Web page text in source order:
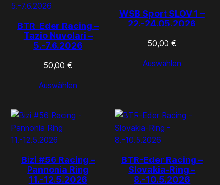
BTR-Eder Racing –
Tazio Nuvolari –
5.-7.6.2026
50,00€
Auswählen
WSB Sport SLOV 1 –
22.-24.05.2026
50,00 €
Auswählen
Bizi #56 Racing –
Pannonia Ring
11.-12.5.2026
BTR-Eder Racing –
Slovakia-Ring –
8.-10.5.2026